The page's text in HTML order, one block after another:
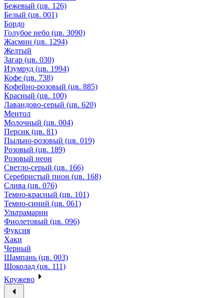
Бежевый (цв. 126)
Белый (цв. 001)
Бордо
Голубое небо (цв. 3090)
Жасмин (цв. 1294)
Желтый
Загар (цв. 030)
Изумруд (цв. 1994)
Кофе (цв. 738)
Кофейно-розовый (цв. 885)
Красный (цв. 100)
Лавандово-серый (цв. 620)
Ментол
Молочный (цв. 004)
Персик (цв. 81)
Пыльно-розовый (цв. 019)
Розовый (цв. 189)
Розовый неон
Светло-серый (цв. 166)
Серебристый пион (цв. 168)
Слива (цв. 076)
Темно-красный (цв. 101)
Темно-синий (цв. 061)
Ультрамарин
Фиолетовый (цв. 096)
Фуксия
Хаки
Черный
Шампань (цв. 003)
Шоколад (цв. 111)
Кружево